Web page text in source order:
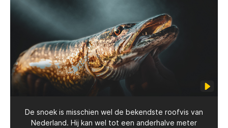
De snoek is misschien wel de bekendste roofvis van
Nederland. Hij kan wel tot een anderhalve meter